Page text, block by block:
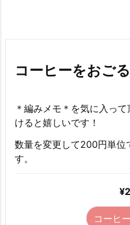
コーヒーをおごる
＊編みメモ＊を気に入っ
けると嬉しいです！
数量を変更して200円単位
す。
コーヒ